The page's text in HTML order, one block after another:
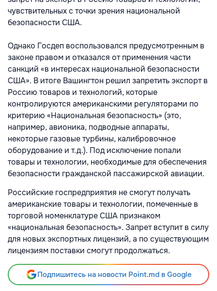
чувствительных с точки зрения национальной
безопасности США.
Однако Госдеп воспользовался предусмотренным в
законе правом и отказался от применения части
санкций «в интересах национальной безопасности
США». В итоге Вашингтон решил запретить экспорт в
Россию товаров и технологий, которые
контролируются американскими регуляторами по
критерию «Национальная безопасность» (это,
например, авионика, подводные аппараты,
некоторые газовые турбины, калибровочное
оборудование и т.д.). Под исключение попали
товары и технологии, необходимые для обеспечения
безопасности гражданской пассажирской авиации.
Российские госпредприятия не смогут получать
американские товары и технологии, помеченные в
торговой номенклатуре США признаком
«национальная безопасность». Запрет вступит в силу
для новых экспортных лицензий, а по существующим
лицензиям поставки смогут продолжаться.
Подпишитесь на новости Point.md в Google